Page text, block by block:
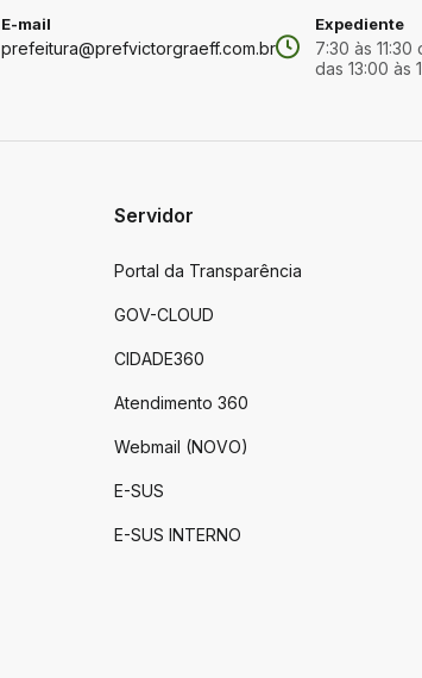
E-mail
prefeitura@prefvictorgraeff.com.br
Expediente
7:30 às 11:30
das 13:00 às
Servidor
Portal da Transparência
GOV-CLOUD
CIDADE360
Atendimento 360
Webmail (NOVO)
E-SUS
E-SUS INTERNO